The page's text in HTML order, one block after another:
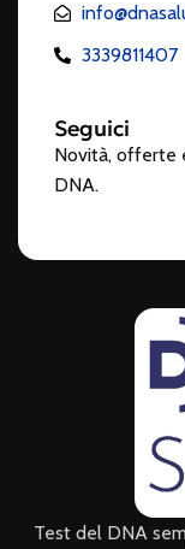
3339811407
Seguici
Novità, offerte
DNA.
Test del DNA